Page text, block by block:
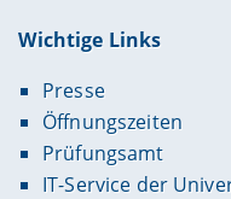
Wichtige Links
Presse
Öffnungszeiten
Prüfungsamt
IT-Service der